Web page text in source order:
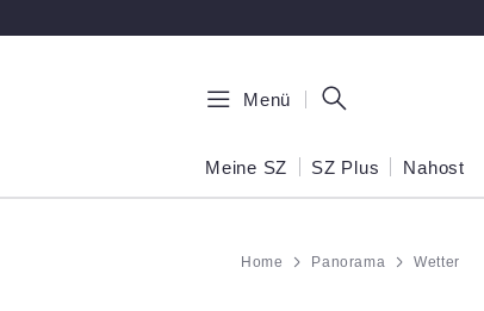
Menü
Meine SZ SZ Plus Nahost
Home Panorama Wetter